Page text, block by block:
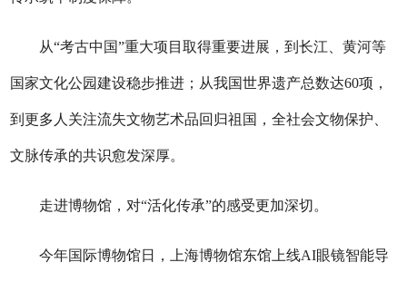
从“考古中国”重大项目取得重要进展，到长江、黄河等
国家文化公园建设稳步推进；从我国世界遗产总数达60项，
到更多人关注流失文物艺术品回归祖国，全社会文物保护、
文脉传承的共识愈发深厚。
走进博物馆，对“活化传承”的感受更加深切。
今年国际博物馆日，上海博物馆东馆上线AI眼镜智能导